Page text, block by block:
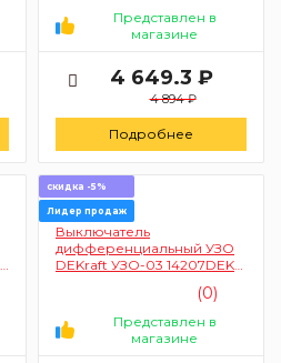
Представлен в
магазине
4 649.3 ₽
4 894 ₽
Подробнее
скидка -5%
Лидер продаж
Выключатель
дифференциальный УЗО
DEKraft УЗО-03 14207DEK
(0)
Представлен в
магазине